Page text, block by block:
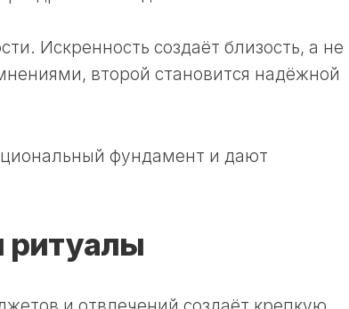
Искренность создаёт близость, а не
второй становится надёжной
фундамент и дают
ритуалы